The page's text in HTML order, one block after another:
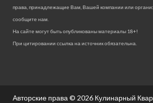
права, принадлежащие Вам, Вашей компании или
сообщите нам.
На сайте могут быть опубликованы материалы 18+!
При цитировании ссылка на источник обязательна.
Авторские права © 2026 Кулинарный